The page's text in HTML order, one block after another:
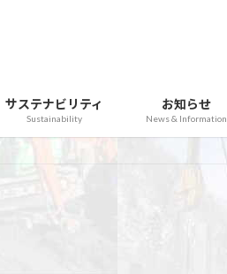
サステナビリティ
Sustainability
お知らせ
News & Information